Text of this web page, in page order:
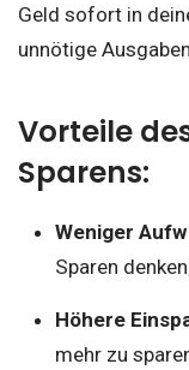
Geld sofort in
unnötige
Vorteile
Sparens:
Weniger
Sparen
Höhere
mehr zu